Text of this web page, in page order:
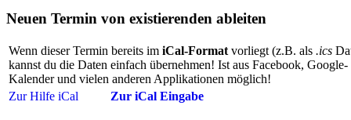
Neuen Termin von existierenden ableiten
Wenn dieser Termin bereits im iCal-Formatvorliegt (z.B. als .ics
kannst du die Daten einfach übernehmen! Ist aus Facebook, Google-
Kalender und vielen anderen Applikationen möglich!
Zur Hilfe iCal
Zur iCal Eingabe